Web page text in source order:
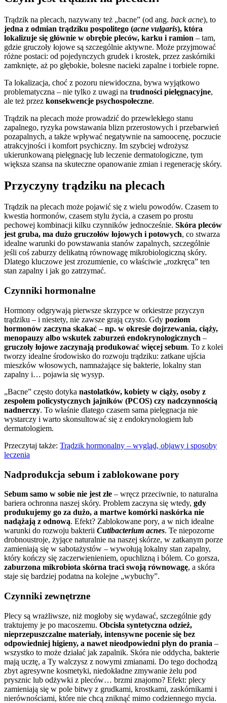
Trądzik na plecach, nazywany też „bacne” (od ang. back acne), to
jedna z odmian trądziku pospolitego (acne vulgaris), która
lokalizuje się głównie w obrębie pleców, karku i ramion – tam,
gdzie gruczoły łojowe są szczególnie aktywne. Może przyjmować
różne postaci: od pojedynczych grudek i krostek, przez zaskórniki
zamknięte, aż po głębokie, bolesne nacieki zapalne i torbiele ropne.
Ta lokalizacja, choć z pozoru niewidoczna, bywa wyjątkowo
problematyczna – nie tylko z uwagi na trudności pielęgnacyjne,
ale też przez konsekwencje psychospołeczne.
Trądzik na plecach może prowadzić do przewlekłego stanu
zapalnego, ryzyka powstawania blizn przerostowych i przebarwień
pozapalnych, a także wpływać negatywnie na samoocenę, poczucie
atrakcyjności i komfort psychiczny. Im szybciej wdrożysz
ukierunkowaną pielęgnację lub leczenie dermatologiczne, tym
większa szansa na skuteczne opanowanie zmian i regenerację skóry.
Przyczyny trądziku na plecach
Trądzik na plecach może pojawić się z wielu powodów. Czasem to
kwestia hormonów, czasem stylu życia, a czasem po prostu
pechowej kombinacji kilku czynników jednocześnie. Skóra pleców
jest gruba, ma dużo gruczołów łojowych i potowych, co stwarza
idealne warunki do powstawania stanów zapalnych, szczególnie
jeśli coś zaburzy delikatną równowagę mikrobiologiczną skóry.
Dlatego kluczowe jest zrozumienie, co właściwie „rozkręca” ten
stan zapalny i jak go zatrzymać.
Czynniki hormonalne
Hormony odgrywają pierwsze skrzypce w orkiestrze przyczyn
trądziku – i niestety, nie zawsze grają czysto. Gdy poziom
hormonów zaczyna skakać – np. w okresie dojrzewania, ciąży,
menopauzy albo wskutek zaburzeń endokrynologicznych –
gruczoły łojowe zaczynają produkować więcej sebum. To z kolei
tworzy idealne środowisko do rozwoju trądziku: zatkane ujścia
mieszków włosowych, namnażające się bakterie, lokalny stan
zapalny i… pojawia się wysyp.
„Bacne” często dotyka nastolatków, kobiety w ciąży, osoby z
zespołem policystycznych jajników (PCOS) czy nadczynnością
nadnerczy. To właśnie dlatego czasem sama pielęgnacja nie
wystarczy i warto skonsultować się z endokrynologiem lub
dermatologiem.
Przeczytaj także: Trądzik hormonalny – wygląd, objawy i sposoby
leczenia
Nadprodukcja sebum i zablokowane pory
Sebum samo w sobie nie jest złe – wręcz przeciwnie, to naturalna
bariera ochronna naszej skóry. Problem zaczyna się wtedy, gdy
produkujemy go za dużo, a martwe komórki naskórka nie
nadążają z odnową. Efekt? Zablokowane pory, a w nich idealne
warunki do rozwoju bakterii Cutibacterium acnes. Te niepozorne
drobnoustroje, żyjące naturalnie na naszej skórze, w zatkanym porze
zamieniają się w sabotażystów – wywołują lokalny stan zapalny,
który kończy się zaczerwienieniem, opuchlizną i bólem. Co gorsza,
zaburzona mikrobiota skórna traci swoją równowagę, a skóra
staje się bardziej podatna na kolejne „wybuchy”.
Czynniki zewnętrzne
Plecy są wrażliwsze, niż mogłoby się wydawać, szczególnie gdy
traktujemy je po macoszemu. Obcisła syntetyczna odzież,
nieprzepuszczalne materiały, intensywne pocenie się bez
odpowiedniej higieny, a nawet nieodpowiedni płyn do prania –
wszystko to może działać jak zapalnik. Skóra nie oddycha, bakterie
mają ucztę, a Ty walczysz z nowymi zmianami. Do tego dochodzą
zbyt agresywne kosmetyki, niedokładne zmywanie żelu pod
prysznic lub odżywki z pleców… brzmi znajomo? Efekt: plecy
zamieniają się w pole bitwy z grudkami, krostkami, zaskórnikami i
nierównościami, które nie chcą zniknąć mimo codziennego mycia.